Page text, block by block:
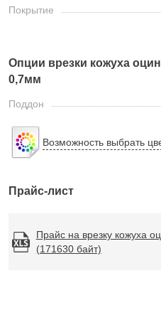
Покрытие
Опции врезки кожуха
0,7мм
Поддон
Возможность выбрать
Прайс-лист
Прайс на врезку кожуха
(171630 байт)